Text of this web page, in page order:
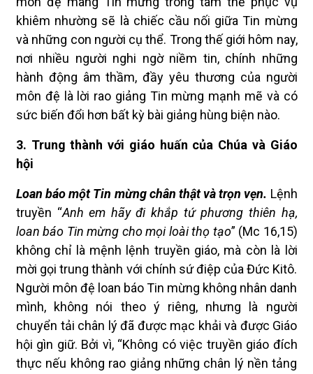
khiêm nhường sẽ là chiếc cầu nối giữa Tin mừng
và những con người cụ thể. Trong thế giới hôm nay,
nơi nhiều người nghi ngờ niềm tin, chính những
hành động âm thầm, đầy yêu thương của người
môn đệ là lời rao giảng Tin mừng mạnh mẽ và có
sức biến đổi hơn bất kỳ bài giảng hùng biện nào.
3. Trung thành với giáo huấn của Chúa và Giáo
hội
Loan báo một Tin mừng chân thật và trọn vẹn. Lệnh
truyền “Anh em hãy đi khắp tứ phương thiên hạ,
loan báo Tin mừng cho mọi loài thọ tạo” (Mc 16,15)
không chỉ là mệnh lệnh truyền giáo, mà còn là lời
mời gọi trung thành với chính sứ điệp của Đức Kitô.
Người môn đệ loan báo Tin mừng không nhân danh
mình, không nói theo ý riêng, nhưng là người
chuyển tải chân lý đã được mạc khải và được Giáo
hội gìn giữ. Bởi vì, “Không có việc truyền giáo đích
thực nếu không rao giảng những chân lý nền tảng